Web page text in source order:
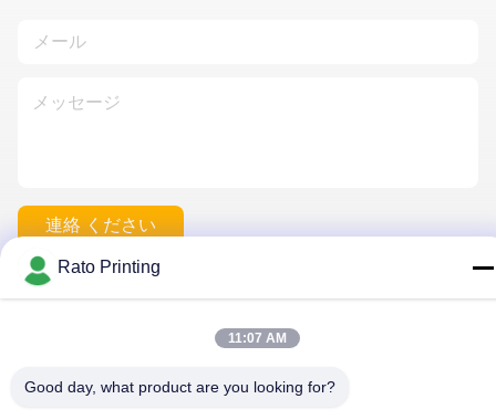
連絡 ください
クス サプライヤー。 Copyright© 2019-2026 Rato Printing Ltd . 無
Rato Printing
11:07 AM
Good day, what product are you looking for?